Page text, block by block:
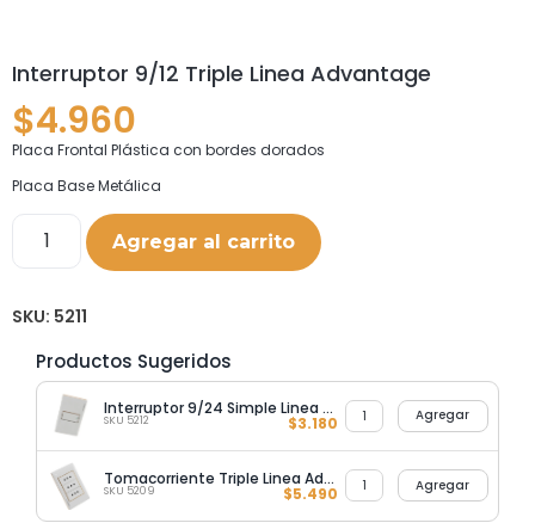
Interruptor 9/12 Triple Linea Advantage
$4.960
Placa Frontal Plástica con bordes dorados
Placa Base Metálica
Agregar al carrito
SKU: 5211
Productos Sugeridos
Interruptor 9/24 Simple Linea Advantage
SKU 5212 $3.180 Agregar
Tomacorriente Triple Linea Advantage
SKU 5209 $5.490 Agregar